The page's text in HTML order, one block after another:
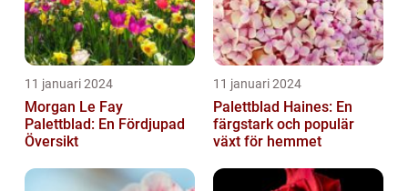
11 januari 2024
Morgan Le Fay
Palettblad: En Fördjupad
Översikt
11 januari 2024
Palettblad Haines: En
färgstark och populär
växt för hemmet